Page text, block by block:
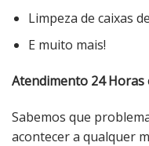
Limpeza de caixas
E muito mais!
Atendimento 24
Sabemos que
acontecer a qualquer